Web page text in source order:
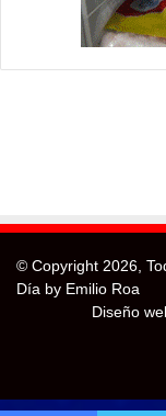
© Copyright 2026,
Día by Emilio Roa
Diseño